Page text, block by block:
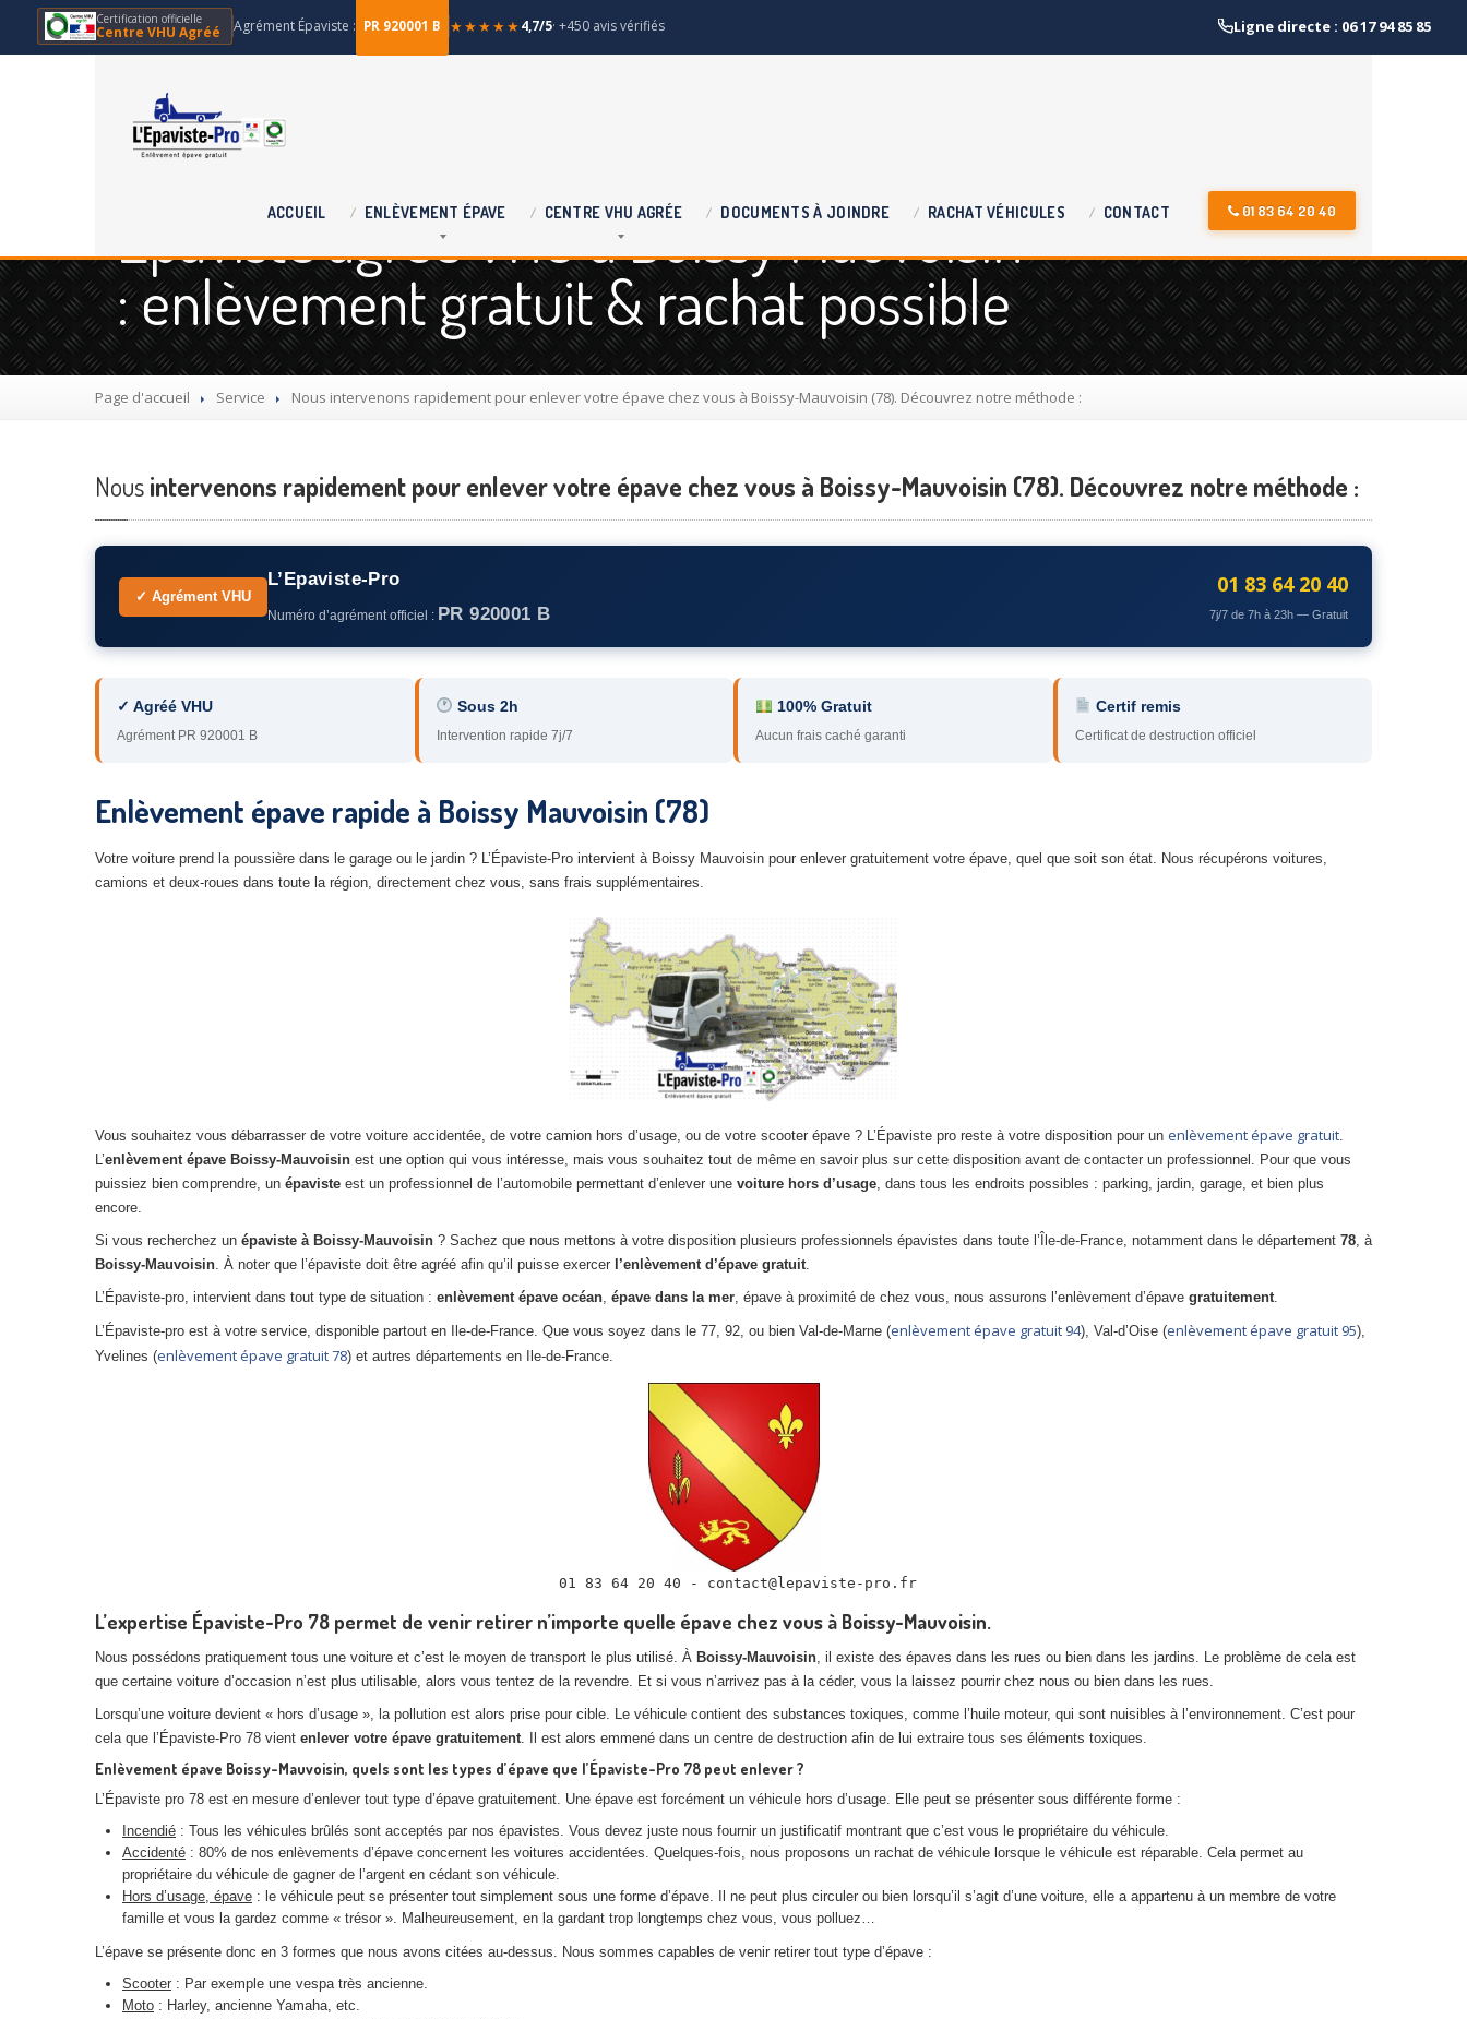
Certification officielle
Centre VHU Agréé Agrément Épaviste : PR 920001 B ★★★★★4,7/5· +450 avis vérifiés Ligne directe : 06 17 94 85 85
ACCUEIL ENLÈVEMENT ÉPAVE CENTRE VHU AGRÉE DOCUMENTS À JOINDRE RACHAT VÉHICULES CONTACT 01 83 64 20 40
Épaviste agréé VHU à Boissy Mauvoisin
: enlèvement gratuit & rachat possible
Page d'accueil Service Nous intervenons rapidement pour enlever votre épave chez vous à Boissy-Mauvoisin (78). Découvrez notre méthode :
Nousintervenons rapidement pour enlever votre épave chez vous à Boissy-Mauvoisin (78). Découvrez notre méthode :
✓ Agrément VHU
L’Epaviste-Pro
Numéro d’agrément officiel : PR 920001 B
01 83 64 20 40
7j/7 de 7h à 23h — Gratuit
✓ Agréé VHU
Agrément PR 920001 B
Sous 2h
Intervention rapide 7j/7
100% Gratuit
Aucun frais caché garanti
Certif remis
Certificat de destruction officiel
Enlèvement épave rapide à Boissy Mauvoisin (78)
Votre voiture prend la poussière dans le garage ou le jardin ? L’Épaviste-Pro intervient à Boissy Mauvoisin pour enlever gratuitement votre épave, quel que soit son état. Nous récupérons voitures,
camions et deux-roues dans toute la région, directement chez vous, sans frais supplémentaires.
Vous souhaitez vous débarrasser de votre voiture accidentée, de votre camion hors d’usage, ou de votre scooter épave ? L’Épaviste pro reste à votre disposition pour un enlèvement épave gratuit.
L’enlèvement épave Boissy-Mauvoisin est une option qui vous intéresse, mais vous souhaitez tout de même en savoir plus sur cette disposition avant de contacter un professionnel. Pour que vous
puissiez bien comprendre, un épaviste est un professionnel de l’automobile permettant d’enlever une voiture hors d’usage, dans tous les endroits possibles : parking, jardin, garage, et bien plus
encore.
Si vous recherchez un épaviste à Boissy-Mauvoisin ? Sachez que nous mettons à votre disposition plusieurs professionnels épavistes dans toute l’Île-de-France, notamment dans le département 78, à
Boissy-Mauvoisin. À noter que l’épaviste doit être agréé afin qu’il puisse exercer l’enlèvement d’épave gratuit.
L’Épaviste-pro, intervient dans tout type de situation : enlèvement épave océan, épave dans la mer, épave à proximité de chez vous, nous assurons l’enlèvement d’épave gratuitement.
L’Épaviste-pro est à votre service, disponible partout en Ile-de-France. Que vous soyez dans le 77, 92, ou bien Val-de-Marne (enlèvement épave gratuit 94), Val-d’Oise (enlèvement épave gratuit 95),
Yvelines (enlèvement épave gratuit 78) et autres départements en Ile-de-France.
L’expertise Épaviste-Pro 78 permet de venir retirer n’importe quelle épave chez vous à Boissy-Mauvoisin.
Nous possédons pratiquement tous une voiture et c’est le moyen de transport le plus utilisé. À Boissy-Mauvoisin , il existe des épaves dans les rues ou bien dans les jardins. Le problème de cela est
que certaine voiture d’occasion n’est plus utilisable, alors vous tentez de la revendre. Et si vous n’arrivez pas à la céder, vous la laissez pourrir chez nous ou bien dans les rues.
Lorsqu’une voiture devient « hors d’usage », la pollution est alors prise pour cible. Le véhicule contient des substances toxiques, comme l’huile moteur, qui sont nuisibles à l’environnement. C’est pour
cela que l’Épaviste-Pro 78 vient enlever votre épave gratuitement . Il est alors emmené dans un centre de destruction afin de lui extraire tous ses éléments toxiques.
Enlèvement épave Boissy-Mauvoisin, quels sont les types d’épave que l’Épaviste-Pro 78 peut enlever ?
L’Épaviste pro 78 est en mesure d’enlever tout type d’épave gratuitement. Une épave est forcément un véhicule hors d’usage. Elle peut se présenter sous différente forme :
Incendié : Tous les véhicules brûlés sont acceptés par nos épavistes. Vous devez juste nous fournir un justificatif montrant que c’est vous le propriétaire du véhicule.
Accidenté : 80% de nos enlèvements d’épave concernent les voitures accidentées. Quelques-fois, nous proposons un rachat de véhicule lorsque le véhicule est réparable. Cela permet au
propriétaire du véhicule de gagner de l’argent en cédant son véhicule.
Hors d’usage, épave : le véhicule peut se présenter tout simplement sous une forme d’épave. Il ne peut plus circuler ou bien lorsqu’il s’agit d’une voiture, elle a appartenu à un membre de votre
famille et vous la gardez comme « trésor ». Malheureusement, en la gardant trop longtemps chez vous, vous polluez…
L’épave se présente donc en 3 formes que nous avons citées au-dessus. Nous sommes capables de venir retirer tout type d’épave :
Scooter : Par exemple une vespa très ancienne.
Moto : Harley, ancienne Yamaha, etc.